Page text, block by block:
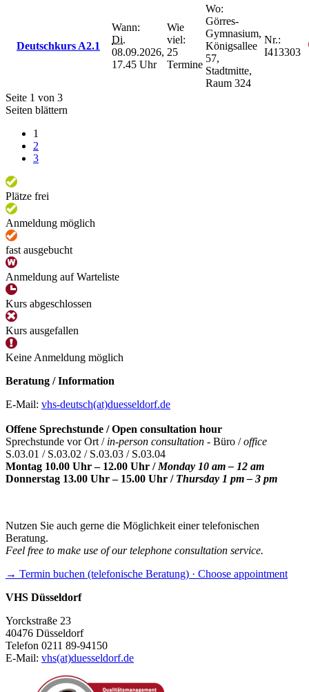
Deutschkurs A2.1
Wann:
Di.
08.09.2026,
17.45 Uhr
Wie
viel:
25
Termine
Wo:
Görres-
Gymnasium,
Königsallee
57,
Stadtmitte,
Raum 324
Nr.:
I413303
Seite 1 von 3
Seiten blättern
1
2
3
Plätze frei
Anmeldung möglich
fast ausgebucht
Anmeldung auf Warteliste
Kurs abgeschlossen
Kurs ausgefallen
Keine Anmeldung möglich
Beratung / Information
E-Mail: vhs-deutsch(at)duesseldorf.de
Offene Sprechstunde / Open consultation hour
Sprechstunde vor Ort / in-person consultation - Büro /office
S.03.01 / S.03.02 / S.03.03 / S.03.04
Montag 10.00 Uhr – 12.00 Uhr / Monday 10 am – 12 am
Donnerstag 13.00 Uhr – 15.00 Uhr / Thursday 1 pm – 3 pm
Nutzen Sie auch gerne die Möglichkeit einer telefonischen
Beratung.
Feel free to make use of our telephone consultation service.
→ Termin buchen (telefonische Beratung) · Choose appointment
VHS Düsseldorf
Yorckstraße 23
40476 Düsseldorf
Telefon 0211 89-94150
E-Mail: vhs(at)duesseldorf.de